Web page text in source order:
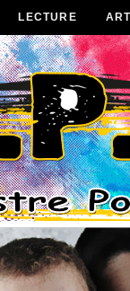
LECTURE